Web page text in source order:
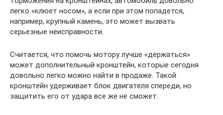
легко «клюет носом», а если при этом попадется,
например, крупный камень, это может вызвать
серьезные неисправности.
Считается, что помочь мотору лучше «держаться»
может дополнительный кронштейн, которые сегодня
довольно легко можно найти в продаже. Такой
кронштейн удерживает блок двигателя спереди, но
защитить его от удара все же не сможет.